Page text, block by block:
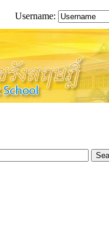
Username: